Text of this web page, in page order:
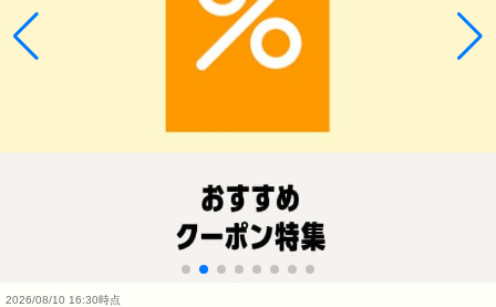
2026/08/10 16:30時点